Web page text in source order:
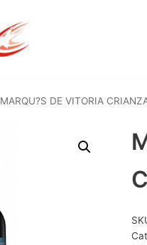
MARQU?S DE VITORIA